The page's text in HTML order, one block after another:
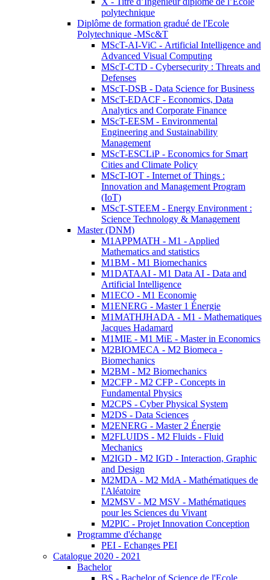
polytechnique
Diplôme de formation gradué de l'Ecole
Polytechnique -MSc&T
MScT-AI-ViC - Artificial Intelligence and
Advanced Visual Computing
MScT-CTD - Cybersecurity : Threats and
Defenses
MScT-DSB - Data Science for Business
MScT-EDACF - Economics, Data
Analytics and Corporate Finance
MScT-EESM - Environmental
Engineering and Sustainability
Management
MScT-ESCLiP - Economics for Smart
Cities and Climate Policy
MScT-IOT - Internet of Things :
Innovation and Management Program
(IoT)
MScT-STEEM - Energy Environment :
Science Technology & Management
Master (DNM)
M1APPMATH - M1 - Applied
Mathematics and statistics
M1BM - M1 Biomechanics
M1DATAAI - M1 Data AI - Data and
Artificial Intelligence
M1ECO - M1 Economie
M1ENERG - Master 1 Énergie
M1MATHJHADA - M1 - Mathematiques
Jacques Hadamard
M1MIE - M1 MiE - Master in Economics
M2BIOMECA - M2 Biomeca -
Biomechanics
M2BM - M2 Biomechanics
M2CFP - M2 CFP - Concepts in
Fundamental Physics
M2CPS - Cyber Physical System
M2DS - Data Sciences
M2ENERG - Master 2 Énergie
M2FLUIDS - M2 Fluids - Fluid
Mechanics
M2IGD - M2 IGD - Interaction, Graphic
and Design
M2MDA - M2 MdA - Mathématiques de
l'Aléatoire
M2MSV - M2 MSV - Mathématiques
pour les Sciences du Vivant
M2PIC - Projet Innovation Conception
Programme d'échange
PEI - Echanges PEI
Catalogue 2020 - 2021
Bachelor
BS - Bachelor of Science de l'Ecole